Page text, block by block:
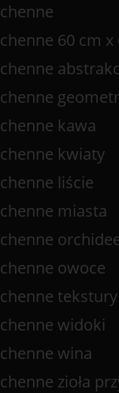
60 cm x
kawa
kwiaty
liście
miasta
owoce
tekstury
widoki
wina
zioła